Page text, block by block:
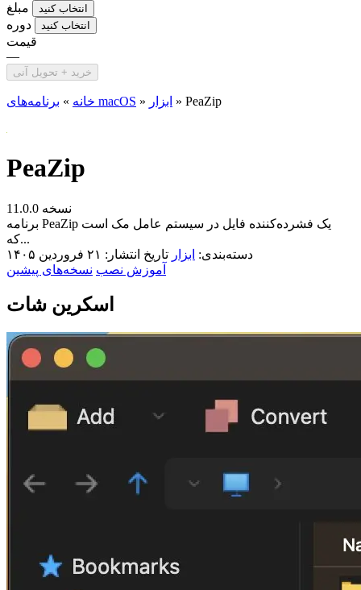
مبلغ انتخاب کنید
دوره انتخاب کنید
قیمت
—
خرید + تحویل آنی
خانه » برنامه‌های macOS » ابزار » PeaZip
PeaZip
نسخه 11.0.0
برنامه PeaZip یک فشرده‌کننده فایل در سیستم عامل مک است
که...
دسته‌بندی: ابزار تاریخ انتشار: ۲۱ فروردین ۱۴۰۵
آموزش نصب نسخه‌های پیشین
اسکرین شات